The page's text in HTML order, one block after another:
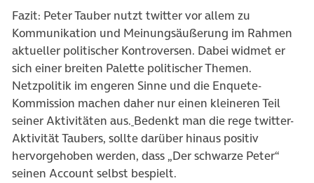
Fazit: Peter Tauber nutzt twitter vor allem zu
Kommunikation und Meinungsäußerung im Rahmen
aktueller politischer Kontroversen. Dabei widmet er
sich einer breiten Palette politischer Themen.
Netzpolitik im engeren Sinne und die Enquete-
Kommission machen daher nur einen kleineren Teil
seiner Aktivitäten aus. Bedenkt man die rege twitter-
Aktivität Taubers, sollte darüber hinaus positiv
hervorgehoben werden, dass „Der schwarze Peter“
seinen Account selbst bespielt.